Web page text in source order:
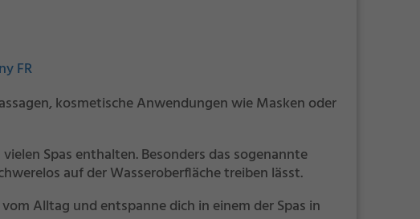
FR
kosmetische Anwendungen wie Masken oder
Spas enthalten. Besonders das sogenannte
auf der Wasseroberfläche treiben lässt.
Alltag und entspanne dich in einem der Spas in